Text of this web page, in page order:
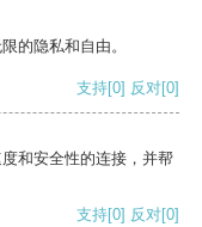
的隐私和自由。
支持[0] 反对[0]
和安全性的连接，并帮
支持[0] 反对[0]